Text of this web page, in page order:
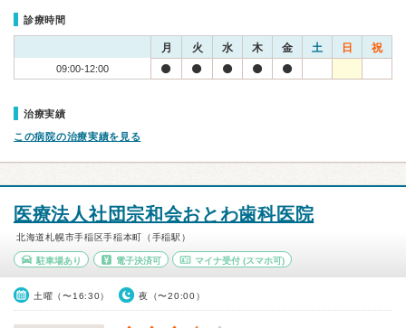
診療時間
月 火 水 木 金 土 日 祝
09:00-12:00
治療実績
この病院の治療実績を見る
医療法人社団宗和会おとわ歯科医院
北海道札幌市手稲区手稲本町（手稲駅）
駐車場あり 電子決済可 マイナ受付 (スマホ可)
土曜（〜16:30） 夜（〜20:00）